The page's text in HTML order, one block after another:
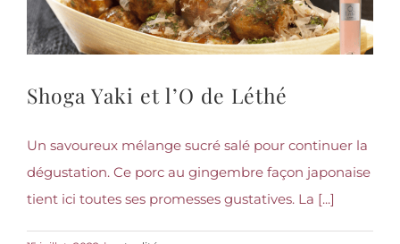
Shoga Yaki et l’O de Léthé
Un savoureux mélange sucré salé pour continuer la
dégustation. Ce porc au gingembre façon japonaise
tient ici toutes ses promesses gustatives. La [...]